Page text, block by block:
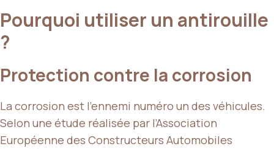
Pourquoi utiliser un antirouille
?
Protection contre la corrosion
La corrosion est l’ennemi numéro un des véhicules.
Selon une étude réalisée par l’Association
Européenne des Constructeurs Automobiles